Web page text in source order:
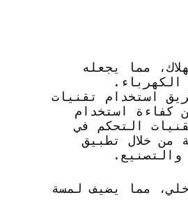
مما يجعله
الكهرباء.
استخدام تقنيات
كفاءة استخدام
التحكم في
من خلال تطبيق
والتصنيع.
مما يضيف لمسة